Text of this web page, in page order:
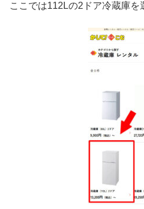
ここでは112Lの2ドア冷蔵庫を